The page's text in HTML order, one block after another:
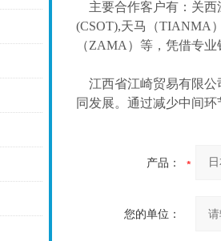
主要合作客户有：关西
(CSOT),天马（TIANMA
（ZAMA）等，凭借专
江西省江崎贸易有限公
同发展。通过减少中间
产品：
您的单位：